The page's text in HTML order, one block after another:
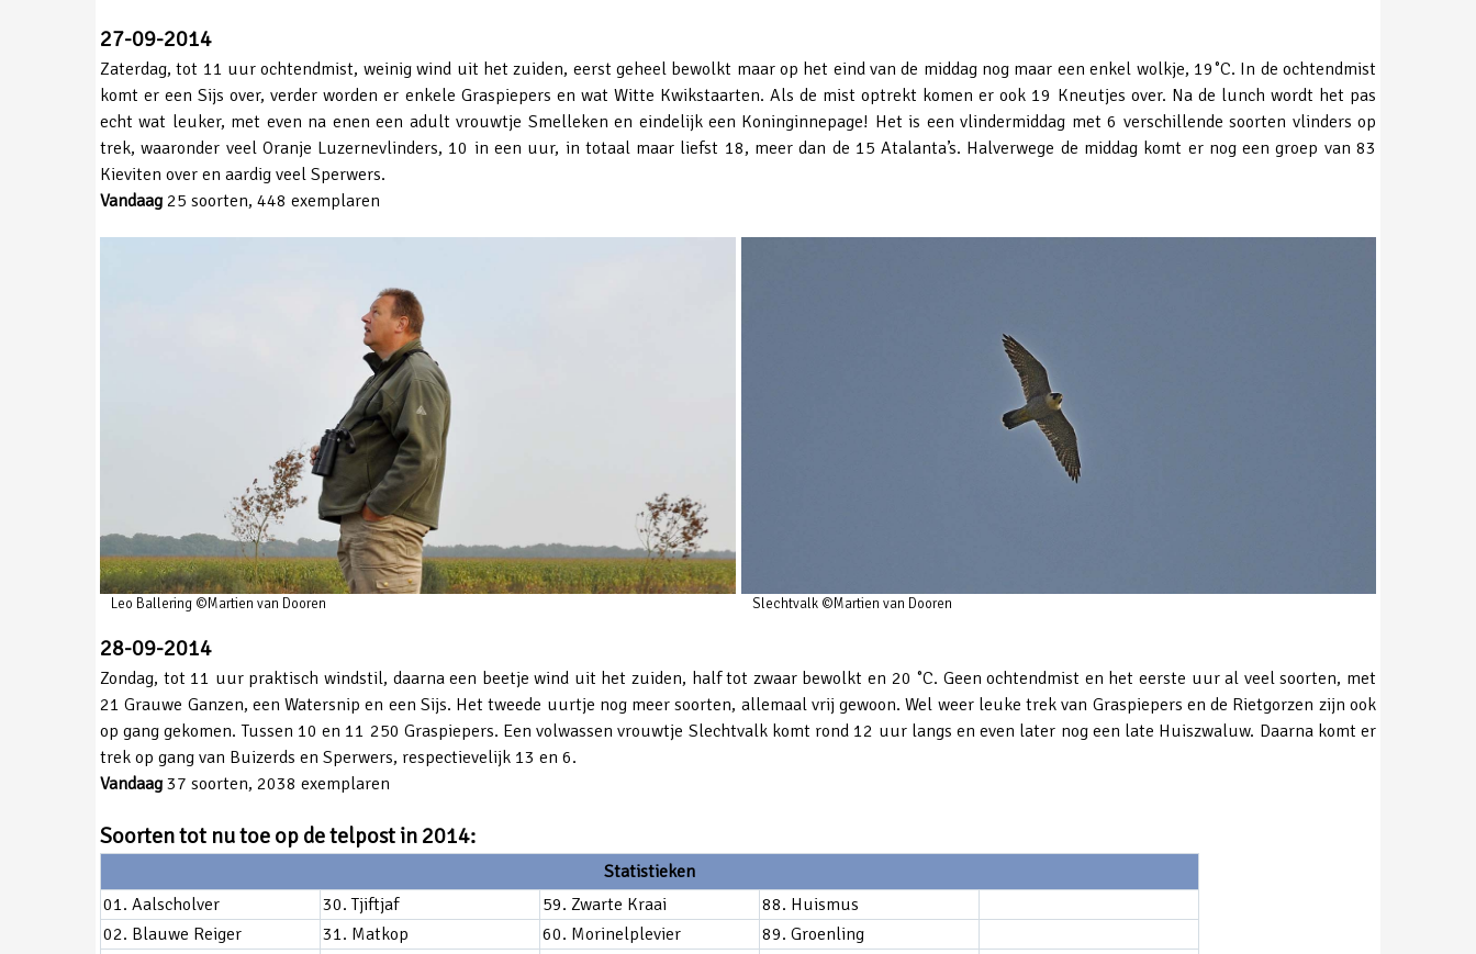
27-09-2014
Zaterdag, tot 11 uur ochtendmist, weinig wind uit het zuiden, eerst geheel bewolkt maar op het eind van de middag nog maar een enkel wolkje, 19˚C. In de ochtendmist
komt er een Sijs over, verder worden er enkele Graspiepers en wat Witte Kwikstaarten. Als de mist optrekt komen er ook 19 Kneutjes over. Na de lunch wordt het pas
echt wat leuker, met even na enen een adult vrouwtje Smelleken en eindelijk een Koninginnepage! Het is een vlindermiddag met 6 verschillende soorten vlinders op
trek, waaronder veel Oranje Luzernevlinders, 10 in een uur, in totaal maar liefst 18, meer dan de 15 Atalanta’s. Halverwege de middag komt er nog een groep van 83
Kieviten over en aardig veel Sperwers.
Vandaag 25 soorten, 448 exemplaren
Leo Ballering ©Martien van Dooren Slechtvalk ©Martien van Dooren
28-09-2014
Zondag, tot 11 uur praktisch windstil, daarna een beetje wind uit het zuiden, half tot zwaar bewolkt en 20 ˚C. Geen ochtendmist en het eerste uur al veel soorten, met
21 Grauwe Ganzen, een Watersnip en een Sijs. Het tweede uurtje nog meer soorten, allemaal vrij gewoon. Wel weer leuke trek van Graspiepers en de Rietgorzen zijn ook
op gang gekomen. Tussen 10 en 11 250 Graspiepers. Een volwassen vrouwtje Slechtvalk komt rond 12 uur langs en even later nog een late Huiszwaluw. Daarna komt er
trek op gang van Buizerds en Sperwers, respectievelijk 13 en 6.
Vandaag 37 soorten, 2038 exemplaren
Soorten tot nu toe op de telpost in 2014:
Statistieken
01. Aalscholver
30. Tjiftjaf 59. Zwarte Kraai
88. Huismus
02. Blauwe Reiger
31. Matkop 60. Morinelplevier
89. Groenling